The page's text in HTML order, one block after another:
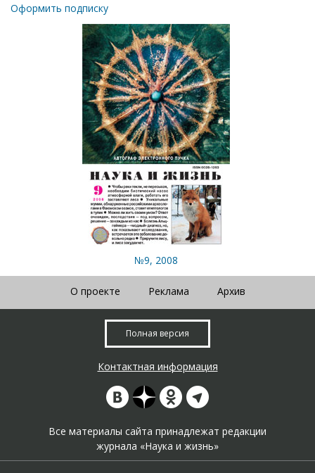
Оформить подписку
№9, 2008
О проекте Реклама Архив
Полная версия
Контактная информация
Все материалы сайта принадлежат редакции
журнала «Наука и жизнь»